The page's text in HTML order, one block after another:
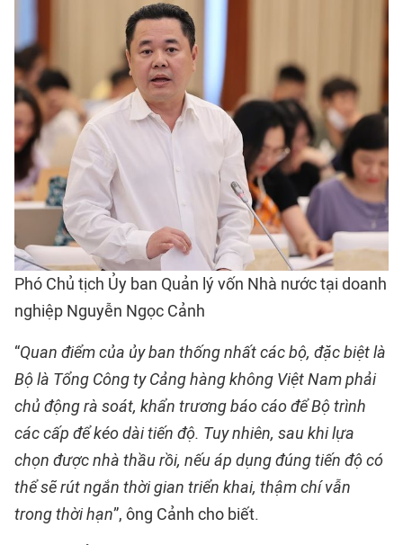
Phó Chủ tịch Ủy ban Quản lý vốn Nhà nước tại doanh
nghiệp Nguyễn Ngọc Cảnh
“Quan điểm của ủy ban thống nhất các bộ, đặc biệt là
Bộ là Tổng Công ty Cảng hàng không Việt Nam phải
chủ động rà soát, khẩn trương báo cáo để Bộ trình
các cấp để kéo dài tiến độ. Tuy nhiên, sau khi lựa
chọn được nhà thầu rồi, nếu áp dụng đúng tiến độ có
thể sẽ rút ngắn thời gian triển khai, thậm chí vẫn
trong thời hạn”, ông Cảnh cho biết.